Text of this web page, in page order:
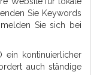
Sie Keywords
Sie sich bei
ein kontinuierlicher
auch ständige